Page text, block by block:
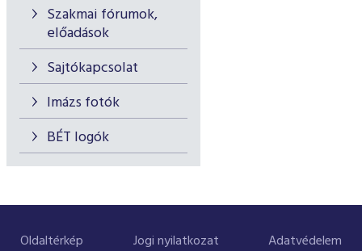
Szakmai fórumok,
előadások
Sajtókapcsolat
Imázs fotók
BÉT logók
Oldaltérkép Jogi nyilatkozat Adatvédelem